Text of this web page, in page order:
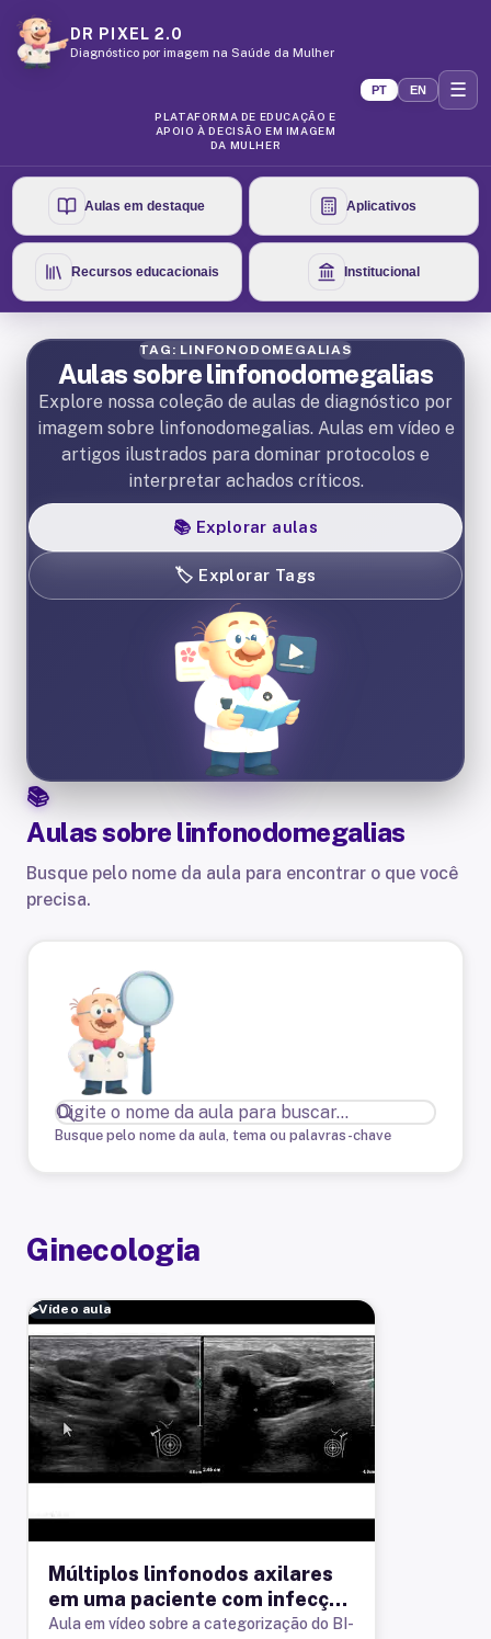
DR PIXEL 2.0
Diagnóstico por imagem na Saúde da Mulher
PLATAFORMA DE EDUCAÇÃO E
APOIO À DECISÃO EM IMAGEM
DA MULHER
PT EN ☰
Aulas em destaque Aplicativos
Recursos educacionais Institucional
TAG: LINFONODOMEGALIAS
Aulas sobre linfonodomegalias
Explore nossa coleção de aulas de diagnóstico por
imagem sobre linfonodomegalias. Aulas em vídeo e
artigos ilustrados para dominar protocolos e
interpretar achados críticos.
📚 Explorar aulas
🏷️ Explorar Tags
Aulas sobre linfonodomegalias
Busque pelo nome da aula para encontrar o que você
precisa.
Busque pelo nome da aula, tema ou palavras-chave
Ginecologia
▶Vídeo aula
Múltiplos linfonodos axilares
em uma paciente com infecção
pelo HIV. Como classificar?
Aula em vídeo sobre a categorização do BI-